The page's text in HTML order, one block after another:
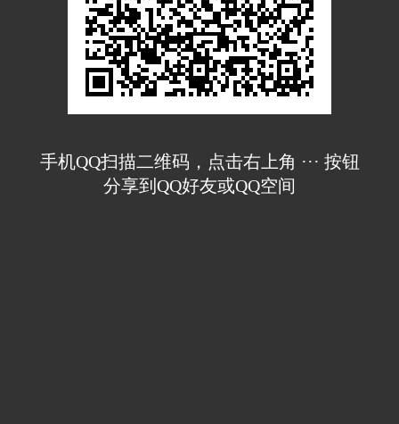
手机QQ扫描二维码，点击右上角 ··· 按钮
分享到QQ好友或QQ空间